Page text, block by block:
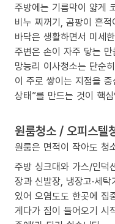
주방에는 기름막이 얇게
비누 찌꺼기, 곰팡이 흔
바닥은 생활하면서 미세
주변은 손이 자주 닿는
망능리 이사청소는 단순
이 주로 쌓이는 지점을
상태”를 만드는 것이 핵
원룸청소 / 오피스텔
원룸은 면적이 작아도 청
주방 싱크대와 가스/인덕
장과 신발장, 냉장고·세
있어 오염도도 한곳에 집
게다가 짐이 들어오기 시